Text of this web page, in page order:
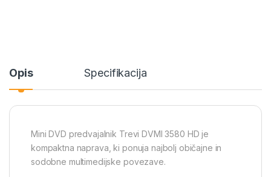
Opis Specifikacija
Mini DVD predvajalnik Trevi DVMI 3580 HD je
kompaktna naprava, ki ponuja najbolj običajne in
sodobne multimedijske povezave.